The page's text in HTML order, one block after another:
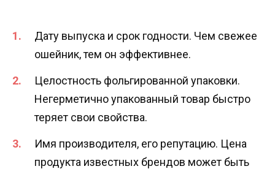
Дату выпуска и срок годности. Чем свежее
ошейник, тем он эффективнее.
Целостность фольгированной упаковки.
Негерметично упакованный товар быстро
теряет свои свойства.
Имя производителя, его репутацию. Цена
продукта известных брендов может быть